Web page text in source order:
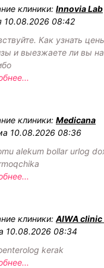
клиники: Innovia Lab
10.08.2026 08:42
Как узнать
и выезжаете ли вы
клиники: Medicana
10.08.2026 08:36
alekum bollar urlog
клиники: AIWA
10.08.2026 08:34
kerak